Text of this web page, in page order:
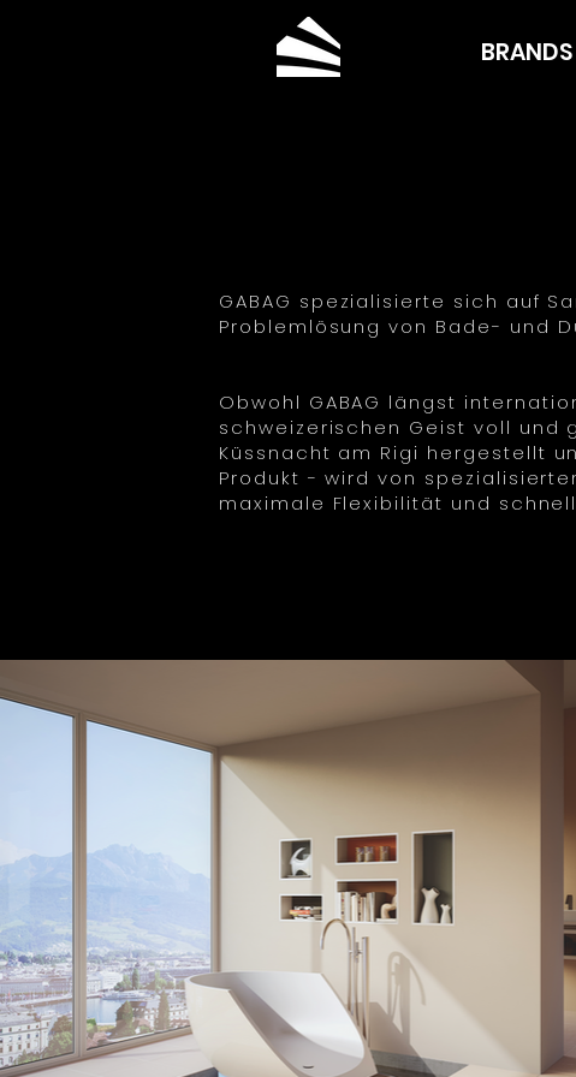
BRANDS
GABAG spezialisierte sich auf
Problemlösung von Bade- und
Obwohl GABAG längst
schweizerischen Geist voll und
Küssnacht am Rigi hergestellt
Produkt - wird von
maximale Flexibilität und